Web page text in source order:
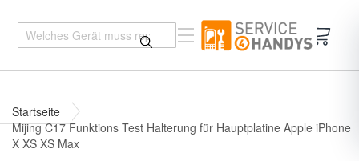
Startseite
Mijing C17 Funktions Test Halterung für Hauptplatine Apple iPhone
X XS XS Max